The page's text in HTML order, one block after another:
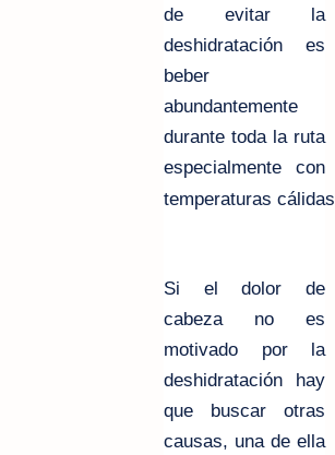
de evitar la
deshidratación es
beber
abundantemente
durante toda la ruta
especialmente con
temperaturas cálidas
Si el dolor de
cabeza no es
motivado por la
deshidratación hay
que buscar otras
causas, una de ella